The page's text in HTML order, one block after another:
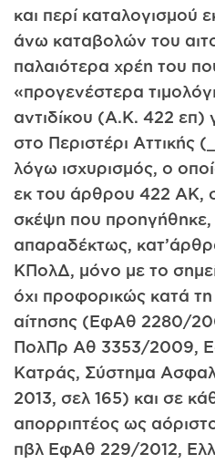
και περί καταλογισμού
άνω καταβολών του
παλαιότερα χρέη του
«προγενέστερα
αντιδίκου (Α.Κ. 422 επ)
στο Περιστέρι Αττικής
λόγω ισχυρισμός, ο
εκ του άρθρου 422 ΑΚ,
σκέψη που
απαραδέκτως,
ΚΠολΔ, μόνο με το
όχι προφορικώς κατά
αίτησης (ΕφΑθ 2280/
ΠολΠρ Αθ 3353/2009,
Κατράς, Σύστημα
2013, σελ 165) και σε
απορριπτέος ως
πβλ ΕφΑθ 229/2012,